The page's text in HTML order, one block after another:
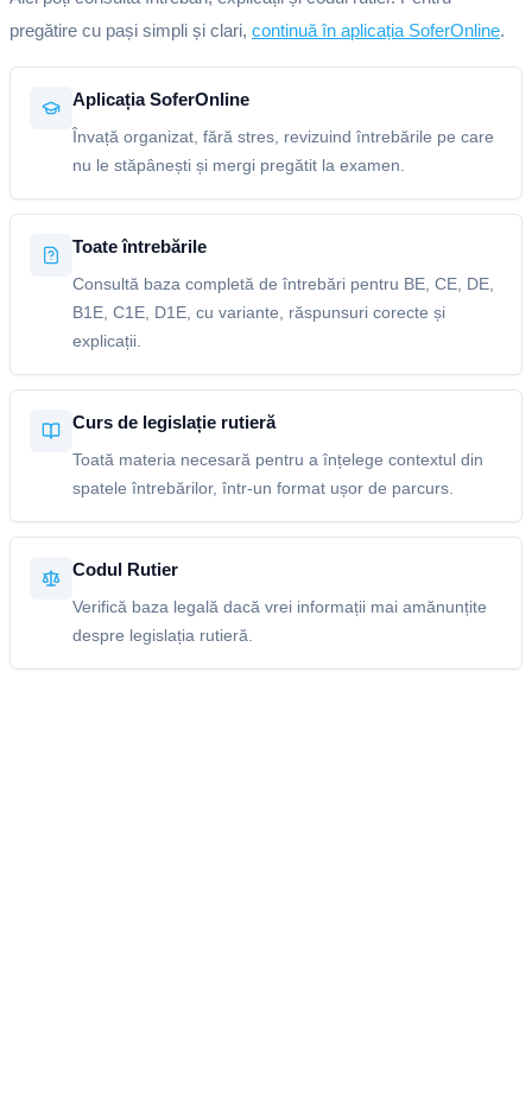
pregătire cu pași simpli și clari, continuă în aplicația SoferOnline.
Aplicația SoferOnline
Învață organizat, fără stres, revizuind întrebările pe care
nu le stăpânești și mergi pregătit la examen.
Toate întrebările
Consultă baza completă de întrebări pentru BE, CE, DE,
B1E, C1E, D1E, cu variante, răspunsuri corecte și
explicații.
Curs de legislație rutieră
Toată materia necesară pentru a înțelege contextul din
spatele întrebărilor, într-un format ușor de parcurs.
Codul Rutier
Verifică baza legală dacă vrei informații mai amănunțite
despre legislația rutieră.